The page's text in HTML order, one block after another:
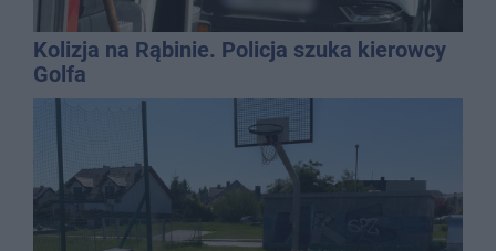
Kolizja na Rąbinie. Policja szuka kierowcy
Golfa